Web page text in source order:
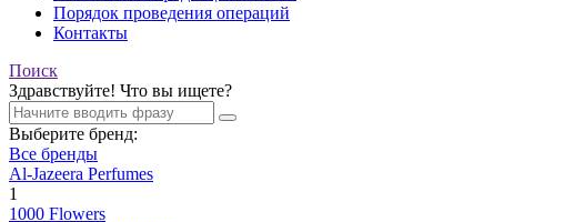
Порядок проведения операций
Контакты
Поиск
Здравствуйте! Что вы ищете?
Выберите бренд:
Все бренды
Al-Jazeera Perfumes
1
1000 Flowers